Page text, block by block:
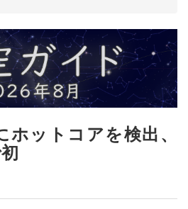
ットコアを検出、